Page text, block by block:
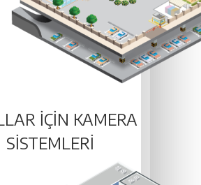
IÇIN KAMERA
SISTEMLERI